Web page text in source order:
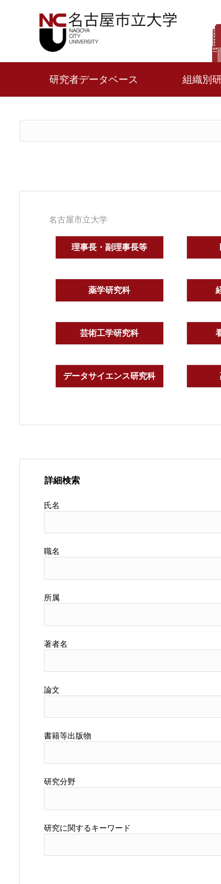
研究者データベース 組織別
名古屋市立大学
理事長・副理事長等
薬学研究科
芸術工学研究科
データサイエンス研究科
詳細検索
氏名
職名
所属
著者名
論文
書籍等出版物
研究分野
研究に関するキーワード